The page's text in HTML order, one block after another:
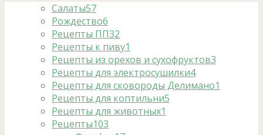
Салаты57
Рождество6
Рецепты ПП32
Рецепты к пиву1
Рецепты из орехов и сухофруктов3
Рецепты для электросушилки4
Рецепты для сковороды Делимано1
Рецепты для коптильни5
Рецепты для животных1
Рецепты103